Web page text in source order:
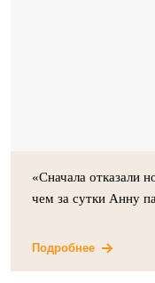
«Сначала отказали
чем за сутки Анну
Подробнее